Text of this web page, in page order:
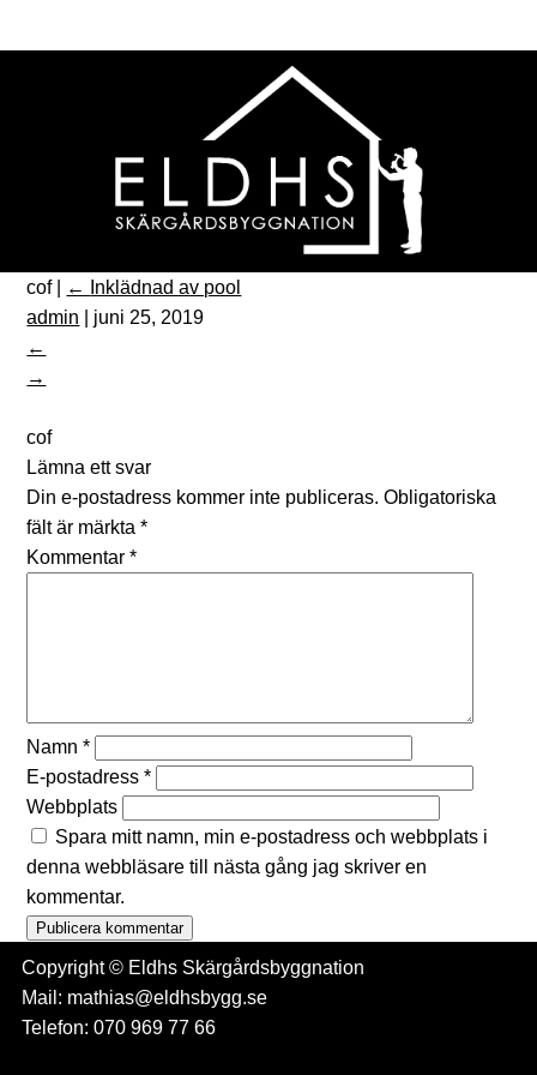
cof ←
Inklädnad av pool
admin
juni 25, 2019
←
→
cof
Lämna ett svar
Din e-postadress kommer inte publiceras. Obligatoriska
fält är märkta*
Kommentar*
Namn*
E-postadress*
Webbplats
Spara mitt namn, min e-postadress och webbplats i
denna webbläsare till nästa gång jag skriver en
kommentar.
Copyright © Eldhs Skärgårdsbyggnation
Mail: mathias@eldhsbygg.se
Telefon: 070 969 77 66